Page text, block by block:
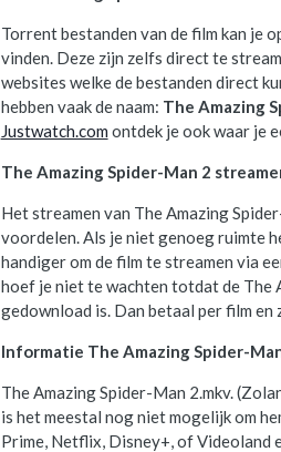
Torrent bestanden van de film kan je
vinden. Deze zijn zelfs direct te
websites welke de bestanden direct
hebben vaak de naam: The Amazing
Justwatch.com ontdek je ook waar je
The Amazing Spider-Man 2
Het streamen van The Amazing
voordelen. Als je niet genoeg ruimte
handiger om de film te streamen via
hoef je niet te wachten totdat de The
gedownload is. Dan betaal per film en
Informatie The Amazing Spider-
The Amazing Spider-Man 2.mkv.
is het meestal nog niet mogelijk om
Prime, Netflix, Disney+, of Videoland